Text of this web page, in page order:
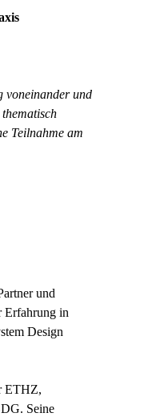
voneinander und
Teilnahme am
und
Erfahrung in
Design
ETHZ,
Seine